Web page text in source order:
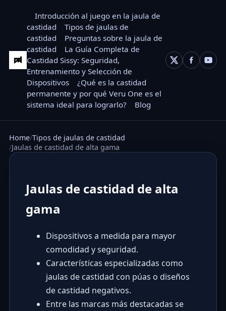
Introducción al juego en la jaula de
castidad
Tipos de jaulas de
castidad
Preguntas sobre la jaula de
castidad
La Guía Completa de
Castidad Sissy: Seguridad,
Entrenamiento y Selección de
Dispositivos
¿Qué es la castidad
permanente y por qué Veru One es el
sistema ideal para lograrlo?
Blog
Home Tipos de jaulas de castidad
Jaulas de castidad de alta gama
Jaulas de castidad de alta
gama
Dispositivos a medida para mayor
comodidad y seguridad.
Características especializadas como
jaulas de castidad con púas o diseños
de castidad negativos.
Entre las marcas más destacadas se